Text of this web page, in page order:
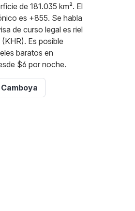
de 181.035 km². El
es +855. Se habla
de curso legal es riel
Es posible
baratos en
$6 por noche.